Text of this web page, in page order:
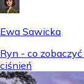
Ewa Sawicka
Ryn - co
ciśnień